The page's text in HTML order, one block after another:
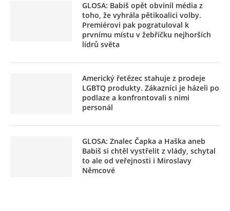
GLOSA: Babiš opět obvinil média z
toho, že vyhrála pětikoalici volby.
Premiérovi pak pogratuloval k
prvnímu místu v žebříčku nejhorších
lídrů světa
Americký řetězec stahuje z prodeje
LGBTQ produkty. Zákazníci je házeli po
podlaze a konfrontovali s nimi
personál
GLOSA: Znalec Čapka a Haška aneb
Babiš si chtěl vystřelit z vlády, schytal
to ale od veřejnosti i Miroslavy
Němcové